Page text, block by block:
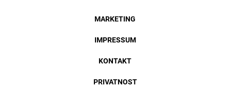
MARKETING
IMPRESSUM
KONTAKT
PRIVATNOST